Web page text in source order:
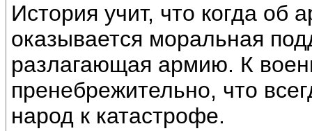
История учит, что когда об
оказывается моральная
разлагающая армию. К
пренебрежительно, что
народ к катастрофе.